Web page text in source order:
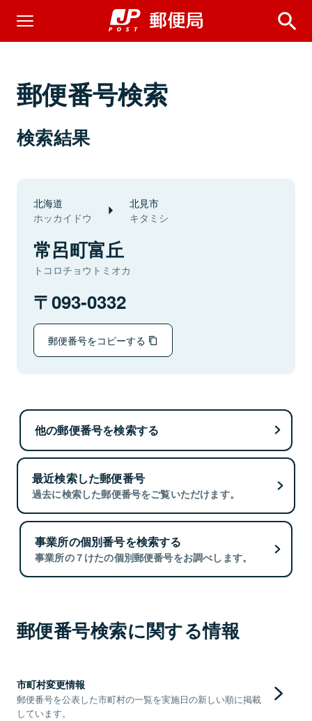
郵便番号検索
検索結果
北海道
ホッカイドウ
北見市
キタミシ
常呂町富丘
トコロチョウトミオカ
093-0332
郵便番号をコピーする
他の郵便番号を検索する
最近検索した郵便番号
過去に検索した郵便番号をご覧いただけます。
事業所の個別番号を検索する
事業所の７けたの個別郵便番号をお調べします。
郵便番号検索に関する情報
市町村変更情報
郵便番号を公表した市町村の一覧を実施日の新しい順に掲載
しています。